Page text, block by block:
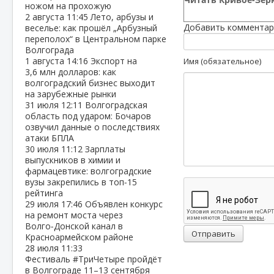
ножом на прохожую
2 августа 11:45Лето, арбузы и
веселье: как прошёл „Арбузный
переполох“ в Центральном парке
Волгограда
1 августа 14:16 Экспорт на
3,6 млн долларов: как
волгоградский бизнес выходит
на зарубежные рынки
31 июля 12:11 Волгоградская
область под ударом: Бочаров
озвучил данные о последствиях
атаки БПЛА
30 июля 11:12 Зарплаты
выпускников в химии и
фармацевтике: волгоградские
вузы закрепились в топ‑15
рейтинга
29 июля 17:46 Объявлен конкурс
на ремонт моста через
Волго‑Донской канал в
Красноармейском районе
28 июля 11:33
Фестиваль #ТриЧетыре пройдёт
в Волгограде 11–13 сентября
Добавить
Имя (обязательное)
Отправить